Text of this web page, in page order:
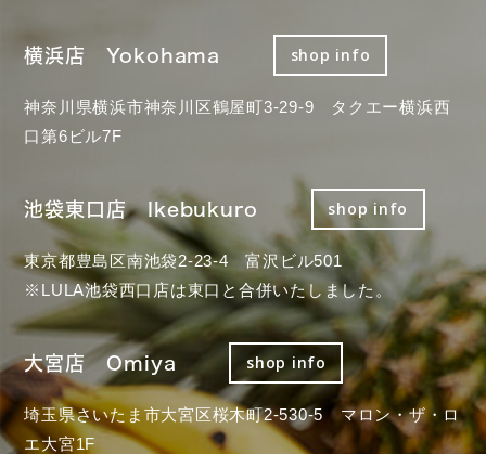
横浜店 Yokohama shop info
神奈川県横浜市神奈川区鶴屋町3-29-9 タクエー横浜西
口第6ビル7F
池袋東口店 Ikebukuro shop info
東京都豊島区南池袋2-23-4 富沢ビル501
※LULA池袋西口店は東口と合併いたしました。
大宮店 Omiya shop info
埼玉県さいたま市大宮区桜木町2-530-5 マロン・ザ・ロ
エ大宮1F